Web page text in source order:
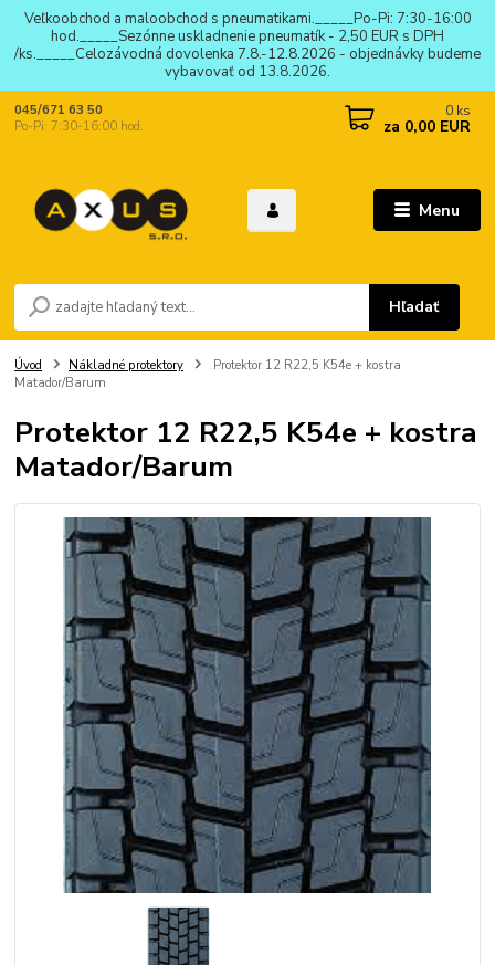
Veľkoobchod a maloobchod s pneumatikami._____Po-Pi: 7:30-16:00
hod._____Sezónne uskladnenie pneumatík - 2,50 EUR s DPH
/ks._____Celozávodná dovolenka 7.8.-12.8.2026 - objednávky budeme
vybavovať od 13.8.2026.
Menu
Hľadať
045/671 63 50
Po-Pi: 7:30-16:00 hod.
0 ks
za 0,00 EUR
Úvod Nákladné protektory
Protektor 12 R22,5 K54e + kostra
Matador/Barum
Protektor 12 R22,5 K54e + kostra
Matador/Barum